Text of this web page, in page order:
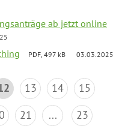
ab jetzt online
PDF, 497 kB 03.03.2025
13 14
15
21 ... 23